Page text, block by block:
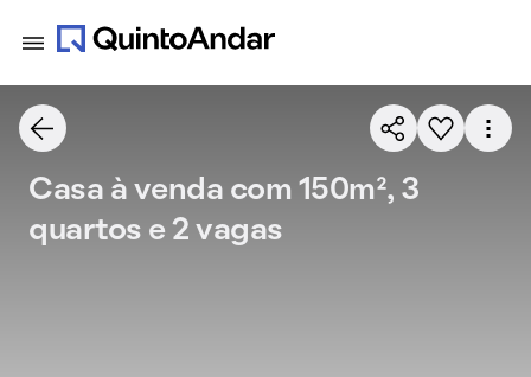
Casa à venda com 150m², 3
quartos e 2 vagas